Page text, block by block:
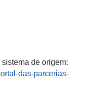
de origem:
das-parcerias-